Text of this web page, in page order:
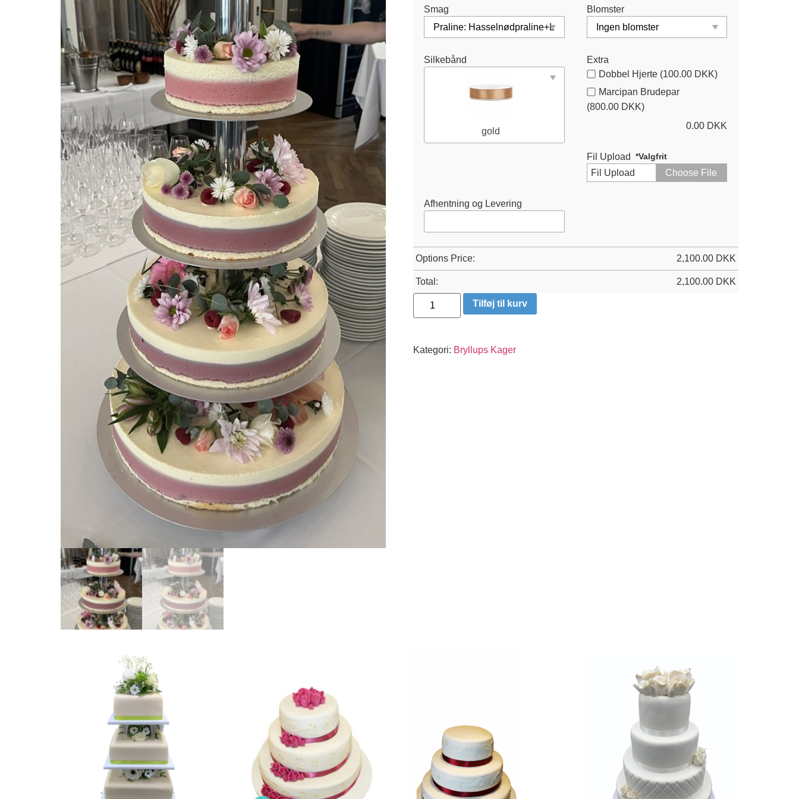
Smag Blomster
Silkebånd
gold
Extra
Dobbel Hjerte (100.00 DKK)
Marcipan Brudepar
(800.00 DKK)
0.00 DKK
Fil Upload *Valgfrit
Fil Upload Choose File
Afhentning og Levering
Options Price: 2,100.00 DKK
Total: 2,100.00 DKK
W39
antal
Tilføj til kurv
Kategori: Bryllups Kager